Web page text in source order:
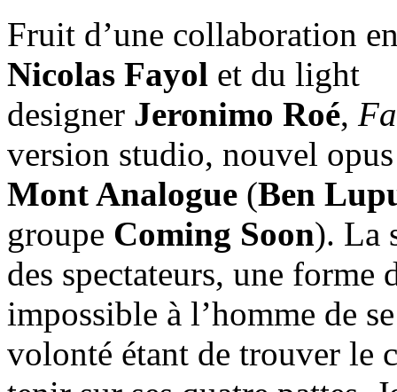
Fruit d’une collaboration
Nicolas Fayol et du light
designer Jeronimo Roé,
version studio, nouvel
Mont Analogue (Ben
groupe Coming Soon). La
des spectateurs, une forme
impossible à l’homme de
volonté étant de trouver le